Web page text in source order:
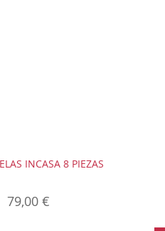
INCASA 8 PIEZAS
79,00 €